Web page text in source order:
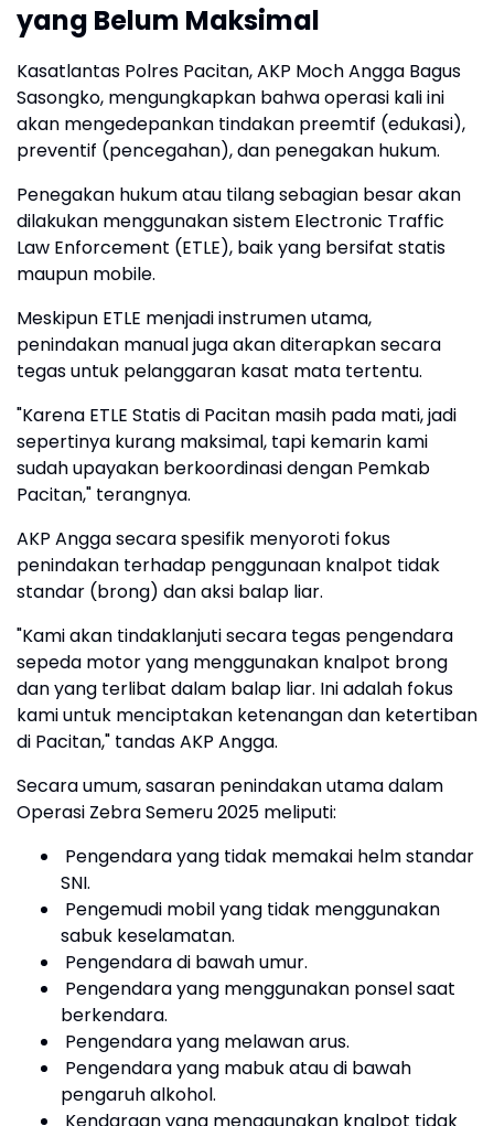
yang Belum Maksimal
Kasatlantas Polres Pacitan, AKP Moch Angga Bagus
Sasongko, mengungkapkan bahwa operasi kali ini
akan mengedepankan tindakan preemtif (edukasi),
preventif (pencegahan), dan penegakan hukum.
Penegakan hukum atau tilang sebagian besar akan
dilakukan menggunakan sistem Electronic Traffic
Law Enforcement (ETLE), baik yang bersifat statis
maupun mobile.
Meskipun ETLE menjadi instrumen utama,
penindakan manual juga akan diterapkan secara
tegas untuk pelanggaran kasat mata tertentu.
"Karena ETLE Statis di Pacitan masih pada mati, jadi
sepertinya kurang maksimal, tapi kemarin kami
sudah upayakan berkoordinasi dengan Pemkab
Pacitan," terangnya.
AKP Angga secara spesifik menyoroti fokus
penindakan terhadap penggunaan knalpot tidak
standar (brong) dan aksi balap liar.
"Kami akan tindaklanjuti secara tegas pengendara
sepeda motor yang menggunakan knalpot brong
dan yang terlibat dalam balap liar. Ini adalah fokus
kami untuk menciptakan ketenangan dan ketertiban
di Pacitan," tandas AKP Angga.
Secara umum, sasaran penindakan utama dalam
Operasi Zebra Semeru 2025 meliputi:
Pengendara yang tidak memakai helm standar
SNI.
Pengemudi mobil yang tidak menggunakan
sabuk keselamatan.
Pengendara di bawah umur.
Pengendara yang menggunakan ponsel saat
berkendara.
Pengendara yang melawan arus.
Pengendara yang mabuk atau di bawah
pengaruh alkohol.